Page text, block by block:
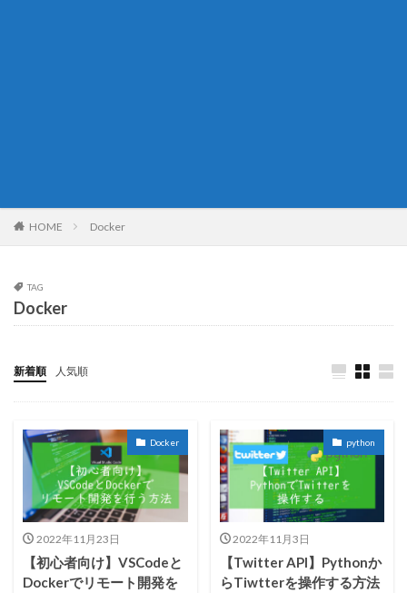
HOME Docker
TAG
Docker
新着順 人気順
Docker
2022年11月23日
【初心者向け】VSCodeと
Dockerでリモート開発を
python
2022年11月3日
【Twitter API】Pythonか
らTiwtterを操作する方法